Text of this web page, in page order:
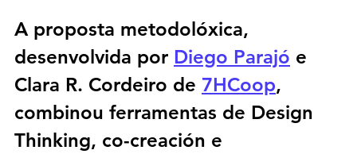
A proposta metodolóxica,
desenvolvida por Diego Parajó e
Clara R. Cordeiro de 7HCoop,
combinou ferramentas de Design
Thinking, co-creación e